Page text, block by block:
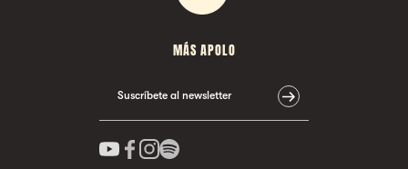
MÁS APOLO
Suscríbete al newsletter